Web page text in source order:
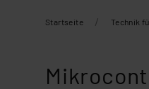
Startseite / Technik